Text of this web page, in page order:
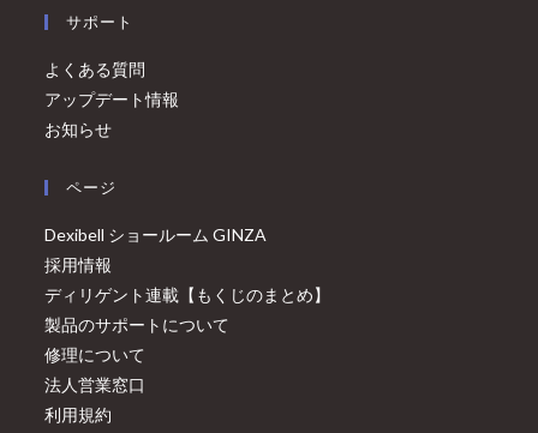
サポート
よくある質問
アップデート情報
お知らせ
ページ
Dexibell ショールーム GINZA
採用情報
ディリゲント連載【もくじのまとめ】
製品のサポートについて
修理について
法人営業窓口
利用規約